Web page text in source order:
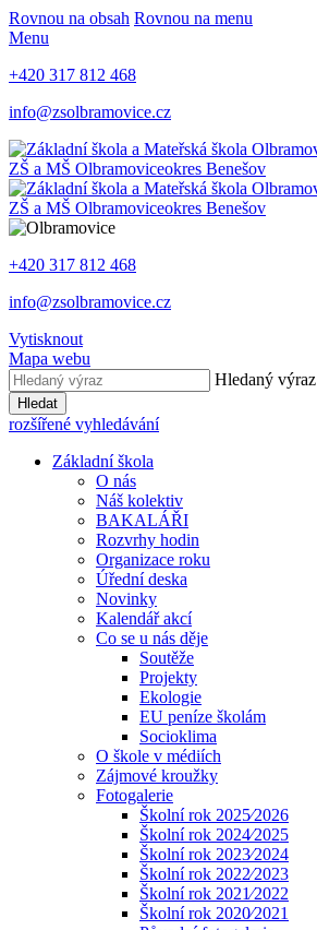
Rovnou na obsah Rovnou na menu
Menu
+420 317 812 468
info@zsolbramovice.cz
ZŠ a MŠ Olbramoviceokres Benešov
ZŠ a MŠ Olbramoviceokres Benešov
+420 317 812 468
info@zsolbramovice.cz
Vytisknout
Mapa webu
Hledaný výraz
Hledat
rozšířené vyhledávání
Základní škola
O nás
Náš kolektiv
BAKALÁŘI
Rozvrhy hodin
Organizace roku
Úřední deska
Novinky
Kalendář akcí
Co se u nás děje
Soutěže
Projekty
Ekologie
EU peníze školám
Socioklima
O škole v médiích
Zájmové kroužky
Fotogalerie
Školní rok 2025⁄2026
Školní rok 2024⁄2025
Školní rok 2023⁄2024
Školní rok 2022⁄2023
Školní rok 2021⁄2022
Školní rok 2020⁄2021